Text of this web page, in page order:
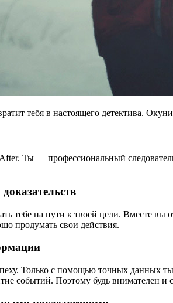
тебя в настоящего детектива.
Ты — профессиональный
тебе на пути к твоей цели. Вместе
продумать свои действия.
Только с помощью точных данных
событий. Поэтому будь внимателен и